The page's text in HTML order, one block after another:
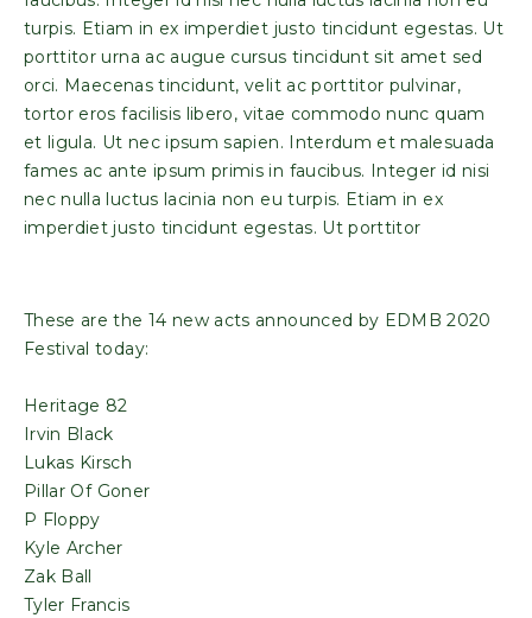
turpis. Etiam in ex imperdiet justo tincidunt egestas. Ut
porttitor urna ac augue cursus tincidunt sit amet sed
orci. Maecenas tincidunt, velit ac porttitor pulvinar,
tortor eros facilisis libero, vitae commodo nunc quam
et ligula. Ut nec ipsum sapien. Interdum et malesuada
fames ac ante ipsum primis in faucibus. Integer id nisi
nec nulla luctus lacinia non eu turpis. Etiam in ex
imperdiet justo tincidunt egestas. Ut porttitor
These are the 14 new acts announced by EDMB 2020
Festival today:
Heritage 82
Irvin Black
Lukas Kirsch
Pillar Of Goner
P Floppy
Kyle Archer
Zak Ball
Tyler Francis